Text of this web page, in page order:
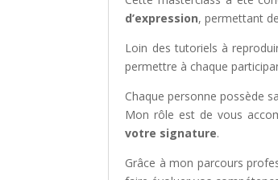
d’expression, permettant
Loin des tutoriels à
permettre à chaque
Chaque personne possède
Mon rôle est de vous
votre signature.
Grâce à mon parcours